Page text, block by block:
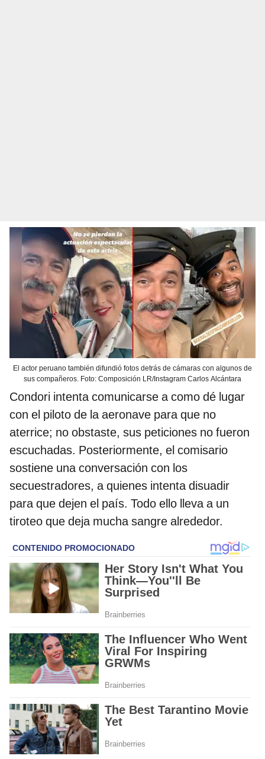
El actor peruano también difundió fotos detrás de cámaras con algunos de
sus compañeros. Foto: Composición LR/Instagram Carlos Alcántara
Condori intenta comunicarse a como dé lugar
con el piloto de la aeronave para que no
aterrice; no obstaste, sus peticiones no fueron
escuchadas. Posteriormente, el comisario
sostiene una conversación con los
secuestradores, a quienes intenta disuadir
para que dejen el país. Todo ello lleva a un
tiroteo que deja mucha sangre alrededor.